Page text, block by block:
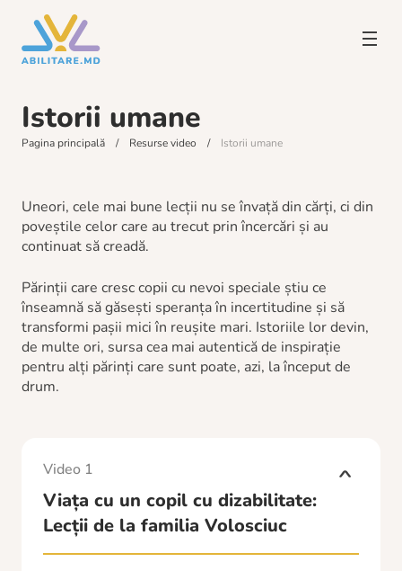
Istorii umane
Pagina principală Resurse video Istorii umane
Uneori, cele mai bune lecții nu se învață din cărți, ci din
poveștile celor care au trecut prin încercări și au
continuat să creadă.
Părinții care cresc copii cu nevoi speciale știu ce
înseamnă să găsești speranța în incertitudine și să
transformi pașii mici în reușite mari. Istoriile lor devin,
de multe ori, sursa cea mai autentică de inspirație
pentru alți părinți care sunt poate, azi, la început de
drum.
Video 1
Viața cu un copil cu dizabilitate:
Lecții de la familia Volosciuc